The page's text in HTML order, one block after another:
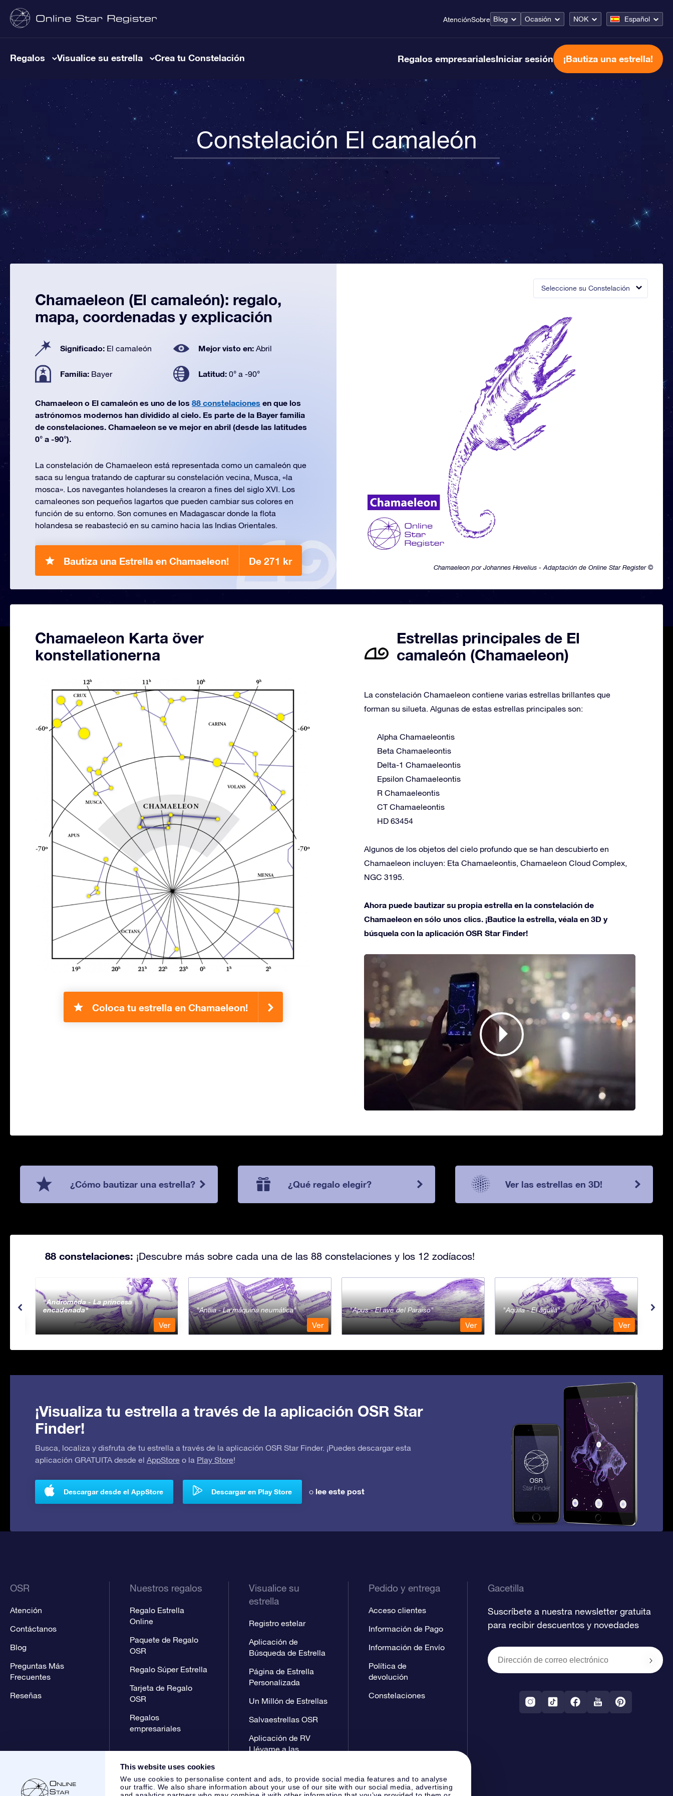
This website uses cookies
We use cookies to personalise content and ads, to provide social media features and to analyse
our traffic. We also share information about your use of our site with our social media, advertising
AtenciónSobre Blog Ocasión NOK Español
Regalos Visualice su estrella Crea tu Constelación Regalos empresarialesIniciar sesión ¡Bautiza una estrella!
Constelación El camaleón
Seleccione su Constelación
Chamaeleon por Johannes Hevelius - Adaptación de Online Star Register ©
Chamaeleon (El camaleón): regalo,
mapa, coordenadas y explicación
Significado: El camaleón Mejor visto en: Abril
Familia: Bayer Latitud: 0° a -90°
Chamaeleon o El camaleón es uno de los 88 constelaciones en que los
astrónomos modernos han dividido al cielo. Es parte de la Bayer familia
de constelaciones. Chamaeleon se ve mejor en abril (desde las latitudes
0° a -90°).
La constelación de Chamaeleon está representada como un camaleón que
saca su lengua tratando de capturar su constelación vecina, Musca, «la
mosca». Los navegantes holandeses la crearon a fines del siglo XVI. Los
camaleones son pequeños lagartos que pueden cambiar sus colores en
función de su entorno. Son comunes en Madagascar donde la flota
holandesa se reabasteció en su camino hacia las Indias Orientales.
Bautiza una Estrella en Chamaeleon! De 271 kr
Chamaeleon Karta över
konstellationerna
Coloca tu estrella en Chamaeleon!
Estrellas principales de El
camaleón (Chamaeleon)
La constelación Chamaeleon contiene varias estrellas brillantes que
forman su silueta. Algunas de estas estrellas principales son:
Alpha Chamaeleontis
Beta Chamaeleontis
Delta-1 Chamaeleontis
Epsilon Chamaeleontis
R Chamaeleontis
CT Chamaeleontis
HD 63454
Algunos de los objetos del cielo profundo que se han descubierto en
Chamaeleon incluyen: Eta Chamaeleontis, Chamaeleon Cloud Complex,
NGC 3195.
Ahora puede bautizar su propia estrella en la constelación de
Chamaeleon en sólo unos clics. ¡Bautice la estrella, véala en 3D y
búsquela con la aplicación OSR Star Finder!
¿Cómo bautizar una estrella? ¿Qué regalo elegir? Ver las estrellas en 3D!
88 constelaciones: ¡Descubre más sobre cada una de las 88 constelaciones y los 12 zodíacos!
Andromeda - La princesa
encadenada
Ver
Antlia - La máquina neumática
Ver
Apus - El ave del Paraiso
Ver
Aquila - El águila
Ver
¡Visualiza tu estrella a través de la aplicación OSR Star
Finder!
Busca, localiza y disfruta de tu estrella a través de la aplicación OSR Star Finder. ¡Puedes descargar esta
aplicación GRATUITA desde el AppStore o la Play Store!
Descargar desde el AppStore Descargar en Play Store o lee este post
OSR
Atención
Contáctanos
Blog
Preguntas Más
Frecuentes
Reseñas
Nuestros regalos
Regalo Estrella
Online
Paquete de Regalo
OSR
Regalo Súper Estrella
Tarjeta de Regalo
OSR
Regalos
empresariales
Visualice su
estrella
Registro estelar
Aplicación de
Búsqueda de Estrella
Página de Estrella
Personalizada
Un Millón de Estrellas
Salvaestrellas OSR
Aplicación de RV
Llévame a las
Pedido y entrega
Acceso clientes
Información de Pago
Información de Envío
Política de
devolución
Constelaciones
Gacetilla
Suscríbete a nuestra newsletter gratuita
para recibir descuentos y novedades